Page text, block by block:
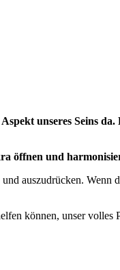
unseres Seins
öffnen und
auszudrücken. Wenn
können, unser volles